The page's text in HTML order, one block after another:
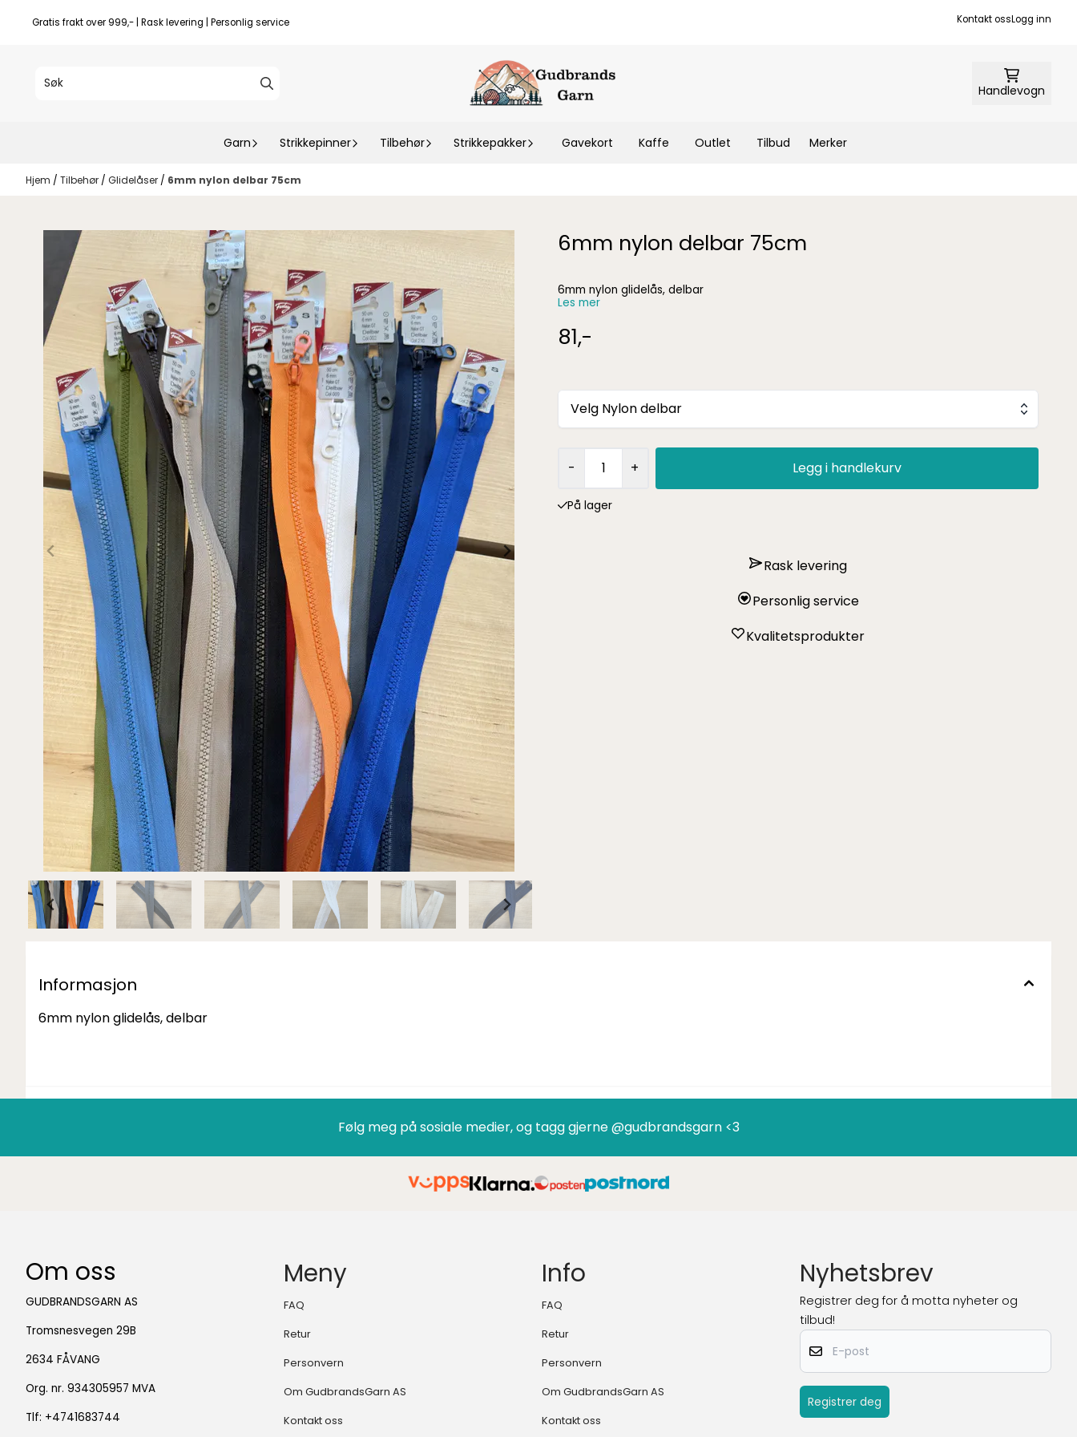
Hopp til innhold
Gratis frakt over 999,- | Rask levering | Personlig service Kontakt ossLogg inn
Handlevogn
Garn Strikkepinner Tilbehør Strikkepakker Gavekort Kaffe Outlet Tilbud Merker
Hjem / Tilbehør / Glidelåser / 6mm nylon delbar 75cm
6mm nylon delbar 75cm
6mm nylon glidelås, delbar
Les mer
81,-
Velg Nylon delbar
- + Legg i handlekurv
På lager
Rask levering
Personlig service
Kvalitetsprodukter
Informasjon
6mm nylon glidelås, delbar
Følg meg på sosiale medier, og tagg gjerne @gudbrandsgarn <3
Om oss
GUDBRANDSGARN AS
Tromsnesvegen 29B
2634 FÅVANG
Org. nr. 934305957 MVA
Tlf: +4741683744
Meny
FAQ
Retur
Personvern
Om GudbrandsGarn AS
Kontakt oss
Info
FAQ
Retur
Personvern
Om GudbrandsGarn AS
Kontakt oss
Nyhetsbrev
Registrer deg for å motta nyheter og
tilbud!
E-post
Registrer deg